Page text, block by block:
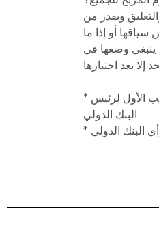
وبقدر من
أو إذا ما
ينبغي وضعها في
الأول لرئيس
البنك الدولي
البنك الدولي